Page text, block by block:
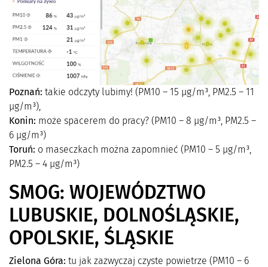
Poznań: takie odczyty lubimy! (PM10 – 15 µg/m³, PM2.5 – 11
µg/m³),
Konin: może spacerem do pracy? (PM10 – 8 µg/m³, PM2.5 –
6 µg/m³)
Toruń: o maseczkach można zapomnieć (PM10 – 5 µg/m³,
PM2.5 – 4 µg/m³)
SMOG: WOJEWÓDZTWO
LUBUSKIE, DOLNOŚLĄSKIE,
OPOLSKIE, ŚLĄSKIE
Zielona Góra: tu jak zazwyczaj czyste powietrze (PM10 – 6